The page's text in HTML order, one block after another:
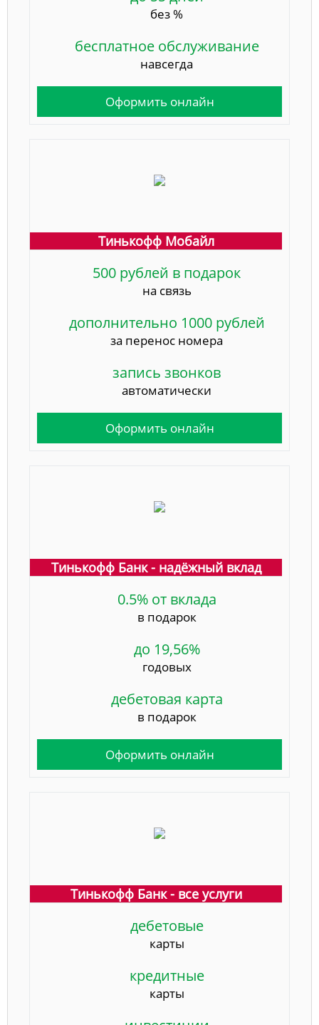
без %
бесплатное обслуживание
навсегда
Оформить онлайн
Тинькофф Мобайл
500 рублей в подарок
на связь
дополнительно 1000 рублей
за перенос номера
запись звонков
автоматически
Оформить онлайн
Тинькофф Банк - надёжный вклад
0.5% от вклада
в подарок
до 19,56%
годовых
дебетовая карта
в подарок
Оформить онлайн
Тинькофф Банк - все услуги
дебетовые
карты
кредитные
карты